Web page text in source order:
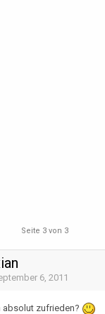
Seite 3 von 3
6, 2011
absolut zufrieden?